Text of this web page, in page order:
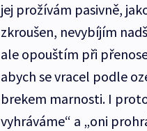
jej prožívám pasivně,
zkroušen, nevybíjím
ale opouštím při
abych se vracel podle
brekem marnosti. I
vyhráváme“ a „oni